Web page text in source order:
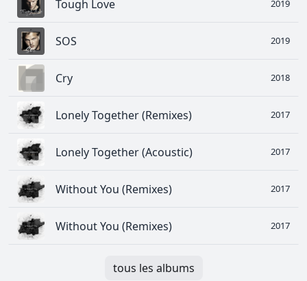
Tough Love 2019
SOS 2019
Cry 2018
Lonely Together (Remixes) 2017
Lonely Together (Acoustic) 2017
Without You (Remixes) 2017
Without You (Remixes) 2017
tous les albums